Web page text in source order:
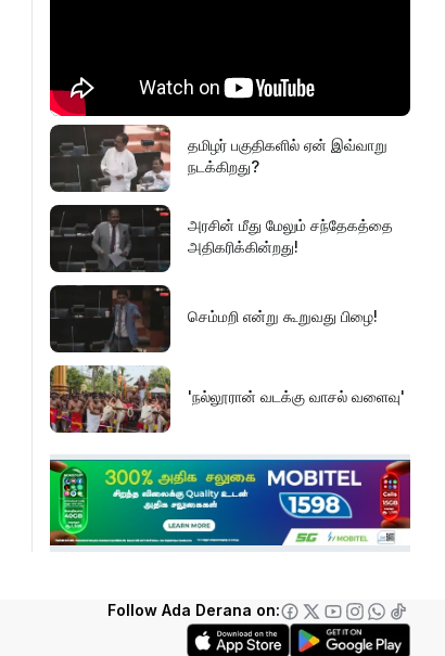
தமிழர் பகுதிகளில் ஏன் இவ்வாறு
நடக்கிறது?
அரசின் மீது மேலும் சந்தேகத்தை
அதிகரிக்கின்றது!
செம்மறி என்று கூறுவது பிழை!
'நல்லூரான் வடக்கு வாசல் வளைவு'
எல் நினோவை எதிர்கொள்ளத்
தயாராக வேண்டும்!
வனஜீவராசிகள் அதிகாரிகளால்
செம்மணியின் ஆதாரங்களைப்
Follow Ada Derana on: